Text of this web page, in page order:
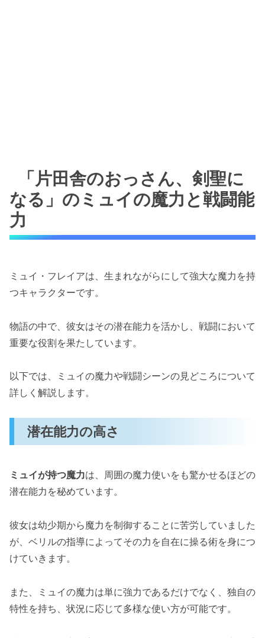
「片田舎のおっさん、剣聖に
なる」のミュイの魔力と戦闘能
力
ミュイ・フレイアは、生まれながらにして強大な魔力を持
つキャラクターです。
物語の中で、彼女はその潜在能力を活かし、戦闘において
重要な役割を果たしています。
以下では、ミュイの魔力や戦闘シーンの見どころについて
詳しく解説します。
潜在能力の高さ
ミュイが持つ魔力は、周囲の魔力使いをも驚かせるほどの
潜在能力を秘めています。
彼女は幼少期から魔力を制御することに苦労していました
が、ベリルの指導によってその力を自在に操る術を身につ
けていきます。
また、ミュイの魔力は単に強力であるだけでなく、独自の
特性を持ち、状況に応じて多様な使い方が可能です。